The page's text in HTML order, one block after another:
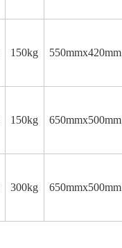
150kg 550mmx420mm
150kg 650mmx500mm
300kg 650mmx500mm